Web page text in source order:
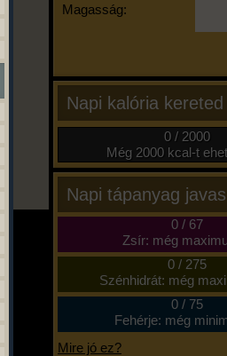
Magasság:
Napi kalória kereted
0 / 2000
Még 2000 kcal-t
Napi tápanyag
0/ 67
Zsír: még
0/ 275
Szénhidrát: még
0/ 75
Fehérje: még
Mire jó ez?